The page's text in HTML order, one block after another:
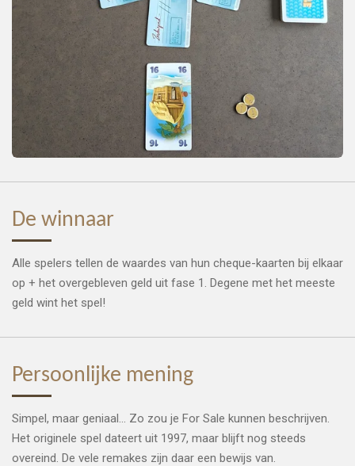
De winnaar
Alle spelers tellen de waardes van hun cheque-kaarten bij elkaar
op + het overgebleven geld uit fase 1. Degene met het meeste
geld wint het spel!
Persoonlijke mening
Simpel, maar geniaal... Zo zou je For Sale kunnen beschrijven.
Het originele spel dateert uit 1997, maar blijft nog steeds
overeind. De vele remakes zijn daar een bewijs van.